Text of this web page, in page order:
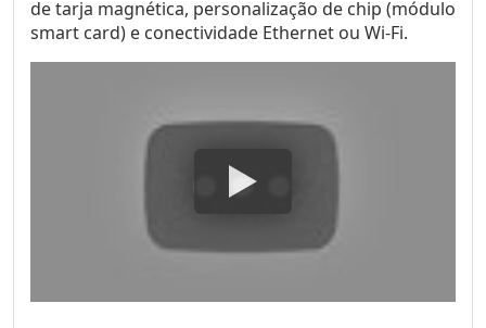
de tarja magnética, personalização de chip (módulo
smart card) e conectividade Ethernet ou Wi-Fi.